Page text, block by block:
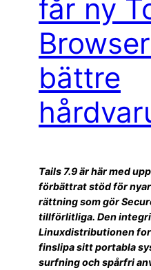
får ny
bättre
Tails 7.9 är här med
förbättrat stöd för
rättning som gör
tillförlitliga. Den
Linuxdistributionen
finslipa sitt portabla
surfning och spårfri